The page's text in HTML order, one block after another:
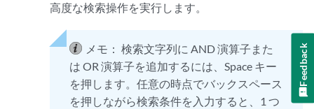
高度な検索操作を実行します。
メモ： 検索文字列に AND 演算子また
は OR 演算子を追加するには、Space キー
を押します。任意の時点でバックスペース
を押しながら検索条件を入力すると、1 つ
Feedback